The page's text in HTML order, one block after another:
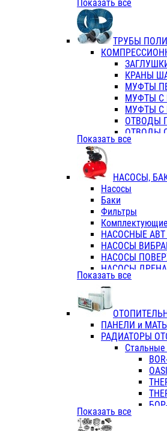
Отвертки
Хоз. инвентарь
ЭЛ.
Показать все
ТРУБЫ
КРАНЫ
МУФТЫ
МУФТЫ С
МУФТЫ С
ОТВОДЫ
ОТВОДЫ
ОТВОДЫ
КОЛЬЦА
ТРУБЫ
ТРУБЫ
ТРУБЫ
Показать все
НАСОСЫ,
Насосы
Баки
Фильтры
Комплектующие
НАСОСНЫЕ
НАСОСЫ
НАСОСЫ
НАСОСЫ
НАСОСЫ
НАСОСЫ
Показать все
ПАНЕЛИ и
РАДИАТОРЫ
Показать все